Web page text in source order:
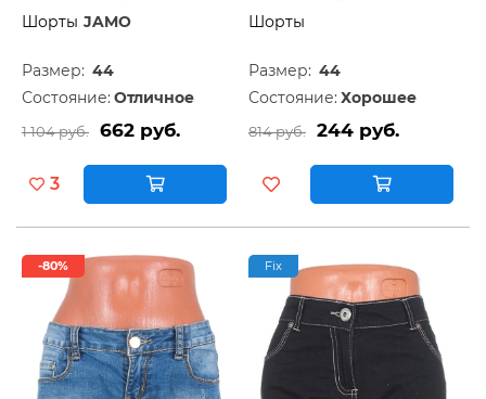
Шорты JAMO
Размер: 44
Состояние: Отличное
1 104 руб. 662 руб.
3
Шорты
Размер: 44
Состояние: Хорошее
814 руб. 244 руб.
-80% Fix